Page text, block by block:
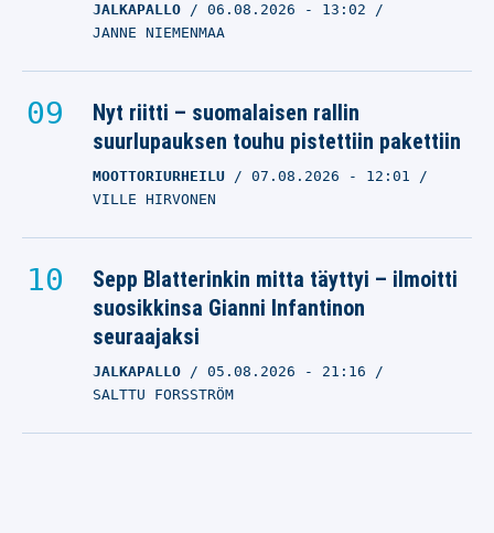
JALKAPALLO 06.08.2026 - 13:02
JANNE NIEMENMAA
Nyt riitti – suomalaisen rallin
suurlupauksen touhu pistettiin pakettiin
MOOTTORIURHEILU 07.08.2026 - 12:01
VILLE HIRVONEN
Sepp Blatterinkin mitta täyttyi – ilmoitti
suosikkinsa Gianni Infantinon
seuraajaksi
JALKAPALLO 05.08.2026 - 21:16
SALTTU FORSSTRÖM